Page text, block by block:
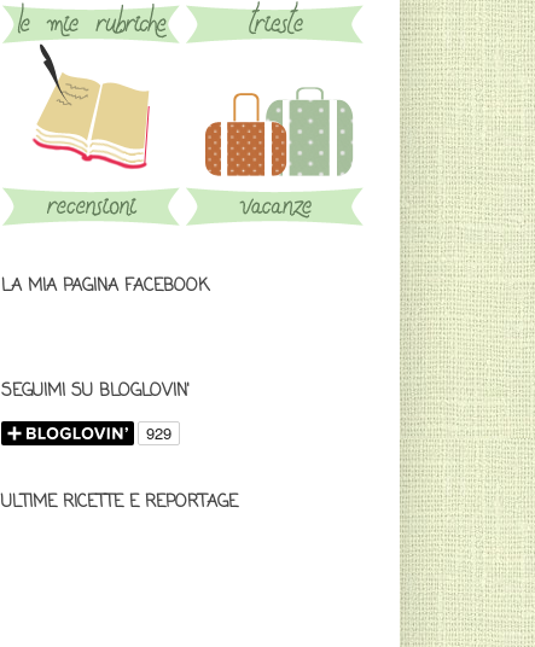
LA MIA PAGINA FACEBOOK
SEGUIMI SU BLOGLOVIN'
ULTIME RICETTE E REPORTAGE